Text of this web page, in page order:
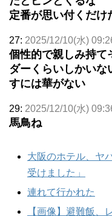
定番が思い付くだけ
27: 2025/12/10(水)
個性的で親しみ持て
ダーくらいしかいな
すには華がない
29: 2025/12/10(水)
馬鳥ね
大阪のホテル、ヤ
受けました」
連れて行かれた
【画像】避難飯、